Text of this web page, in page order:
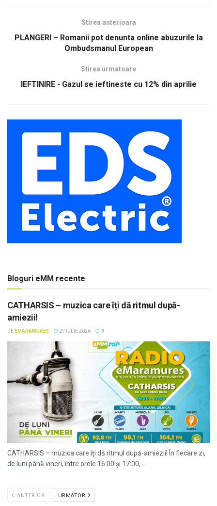
Stirea anterioara
PLANGERI – Romanii pot denunta online abuzurile la
Ombudsmanul European
Stirea urmatoare
IEFTINIRE - Gazul se ieftineste cu 12% din aprilie
Bloguri eMM recente
CATHARSIS – muzica care îți dă ritmul după-
amiezii!
DE EMARAMUREȘ 29 IULIE 2026 0
CATHARSIS – muzica care îți dă ritmul după-amiezii! În fiecare zi,
de luni până vineri, între orele 16:00 și 17:00,...
ANTERIOR URMATOR